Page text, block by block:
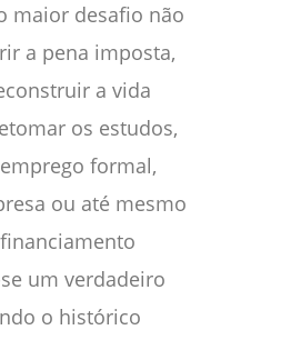
maior desafio não
a pena imposta,
a vida
os estudos,
formal,
ou até mesmo
um verdadeiro
o histórico